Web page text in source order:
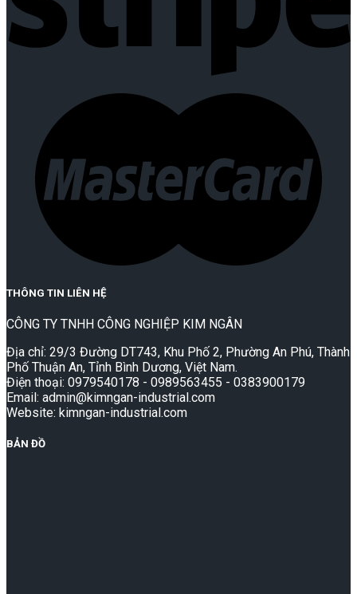
THÔNG TIN LIÊN HỆ
CÔNG TY TNHH CÔNG NGHIỆP KIM NGÂN
Địa chỉ: 29/3 Đường DT743, Khu Phố 2, Phường An Phú, Thành
Phố Thuận An, Tỉnh Bình Dương, Việt Nam.
Điện thoại: 0979540178 - 0989563455 - 0383900179
Email: admin@kimngan-industrial.com
Website: kimngan-industrial.com
BẢN ĐỒ